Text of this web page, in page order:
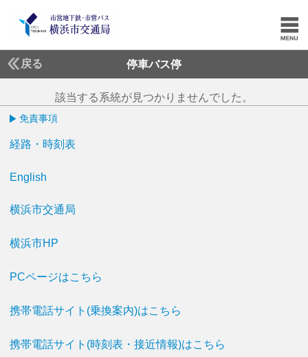
戻る 停車バス停
該当する系統が見つかりませんでした。
免責事項
経路・時刻表
English
横浜市交通局
横浜市HP
PCページはこちら
携帯電話サイト(乗換案内)はこちら
携帯電話サイト(時刻表・接近情報)はこちら